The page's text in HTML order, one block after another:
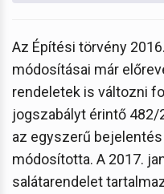
Az Építési törvény
módosításai már
rendeletek is változni
jogszabályt érintő 482/
az egyszerű
módosította. A 2017.
salátarendelet